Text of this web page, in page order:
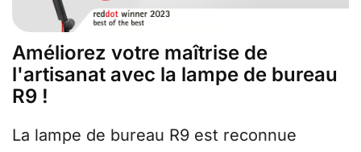
Améliorez votre maîtrise de
l'artisanat avec la lampe de bureau
R9 !
La lampe de bureau R9 est reconnue